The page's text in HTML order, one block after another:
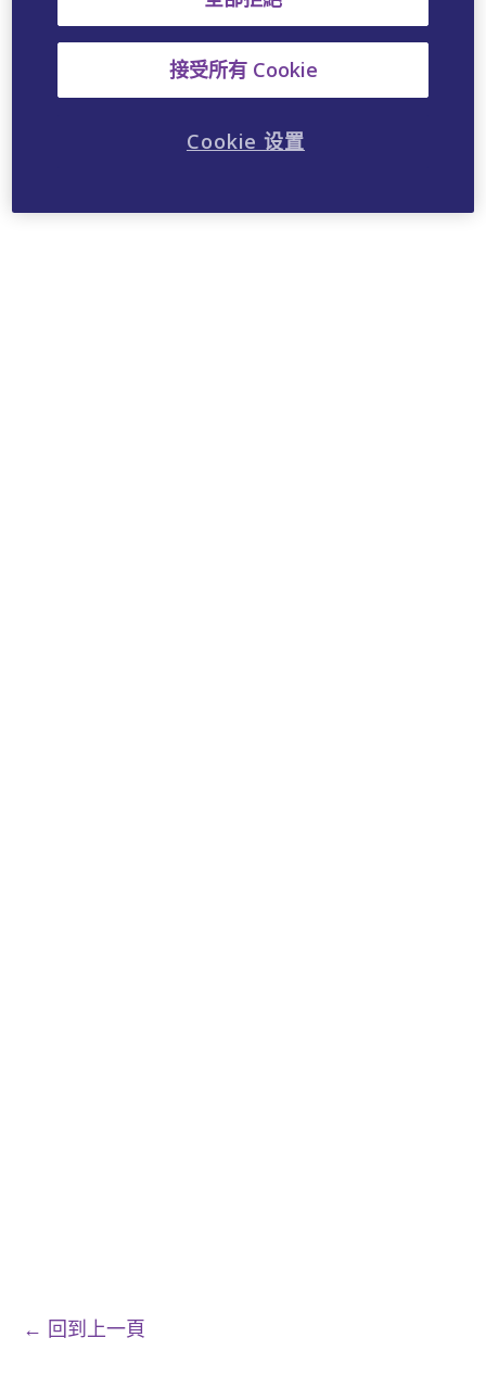
← 回到上一頁
接受所有 Cookie
Cookie 设置